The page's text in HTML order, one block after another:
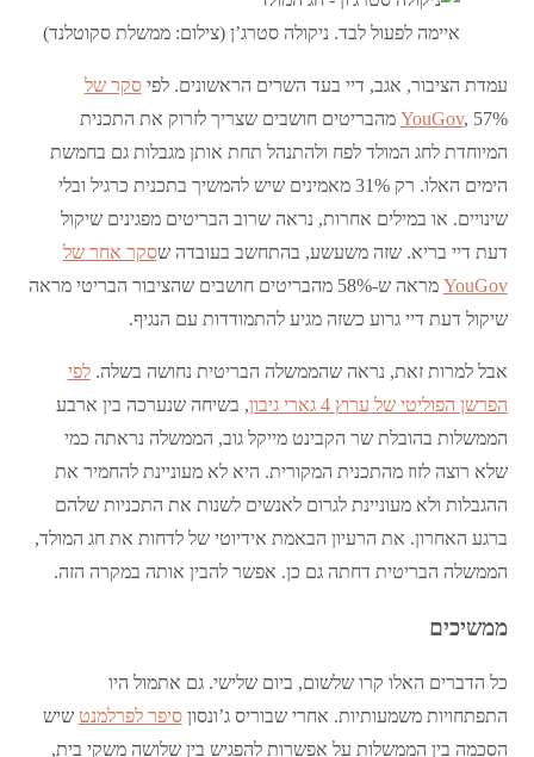
איימה לפעול לבד. ניקולה סטרג’ן (צילום: ממשלת סקוטלנד)
עמדת הציבור, אגב, דיי בעד השרים הראשונים. לפיסקר של
YouGov , 57% מהבריטים חושבים שצריך לזרוק את התכנית
המיוחדת לחג המולד לפח ולהתנהל תחת אותן מגבלות גם בחמשת
הימים האלו. רק 31% מאמינים שיש להמשיך בתכנית כרגיל ובלי
שינויים. או במילים אחרות, נראה שרוב הבריטים מפגינים שיקול
דעת דיי בריא. שזה משעשע, בהתחשב בעובדה שסקר אחר של
YouGov
מראה ש-58% מהבריטים חושבים שהציבור הבריטי מראה
שיקול דעת דיי גרוע כשזה מגיע להתמודדות עם הנגיף.
אבל למרות זאת, נראה שהממשלה הבריטית נחושה בשלה.לפי
הפרשן הפוליטי של ערוץ 4 גארי גיבון
, בשיחה שנערכה בין ארבע
הממשלות בהובלת שר הקבינט מייקל גוב, הממשלה נראתה כמי
שלא רוצה לזוז מהתכנית המקורית. היא לא מעוניינת להחמיר את
ההגבלות ולא מעוניינת לגרום לאנשים לשנות את התכניות שלהם
ברגע האחרון. את הרעיון הבאמת אידיוטי של לדחות את חג המולד,
הממשלה הבריטית דחתה גם כן. אפשר להבין אותה במקרה הזה.
ממשיכים
כל הדברים האלו קרו שלשום, ביום שלישי. גם אתמול היו
התפתחויות משמעותיות. אחרי שבוריס ג’ונסוןסיפר לפרלמנט שיש
הסכמה בין הממשלות על אפשרות להפגיש בין שלושה משקי בית,